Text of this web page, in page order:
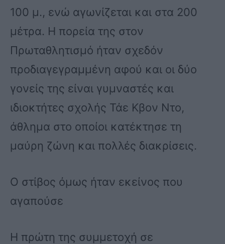
100 μ., ενώ αγωνίζεται και στα 200
μέτρα. Η πορεία της στον
Πρωταθλητισμό ήταν σχεδόν
προδιαγεγραμμένη αφού και οι δύο
γονείς της είναι γυμναστές και
ιδιοκτήτες σχολής Τάε Κβον Ντο,
άθλημα στο οποίοι κατέκτησε τη
μαύρη ζώνη και πολλές διακρίσεις.
Ο στίβος όμως ήταν εκείνος που
αγαπούσε
Η πρώτη της συμμετοχή σε